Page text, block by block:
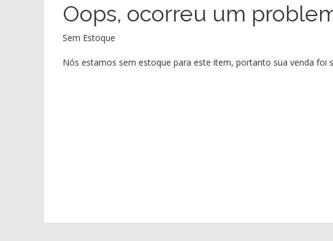
Oops, ocorreu um
Sem Estoque
Nós estamos sem estoque para este item, portanto sua venda